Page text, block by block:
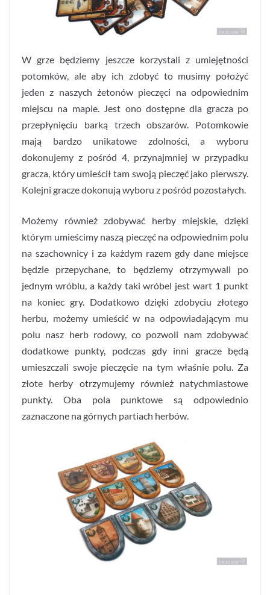
W grze będziemy jeszcze korzystali z umiejętności
potomków, ale aby ich zdobyć to musimy położyć
jeden z naszych żetonów pieczęci na odpowiednim
miejscu na mapie. Jest ono dostępne dla gracza po
przepłynięciu barką trzech obszarów. Potomkowie
mają bardzo unikatowe zdolności, a wyboru
dokonujemy z pośród 4, przynajmniej w przypadku
gracza, który umieścił tam swoją pieczęć jako pierwszy.
Kolejni gracze dokonują wyboru z pośród pozostałych.
Możemy również zdobywać herby miejskie, dzięki
którym umieścimy naszą pieczęć na odpowiednim polu
na szachownicy i za każdym razem gdy dane miejsce
będzie przepychane, to będziemy otrzymywali po
jednym wróblu, a każdy taki wróbel jest wart 1 punkt
na koniec gry. Dodatkowo dzięki zdobyciu złotego
herbu, możemy umieścić w na odpowiadającym mu
polu nasz herb rodowy, co pozwoli nam zdobywać
dodatkowe punkty, podczas gdy inni gracze będą
umieszczali swoje pieczęcie na tym właśnie polu. Za
złote herby otrzymujemy również natychmiastowe
punkty. Oba pola punktowe są odpowiednio
zaznaczone na górnych partiach herbów.